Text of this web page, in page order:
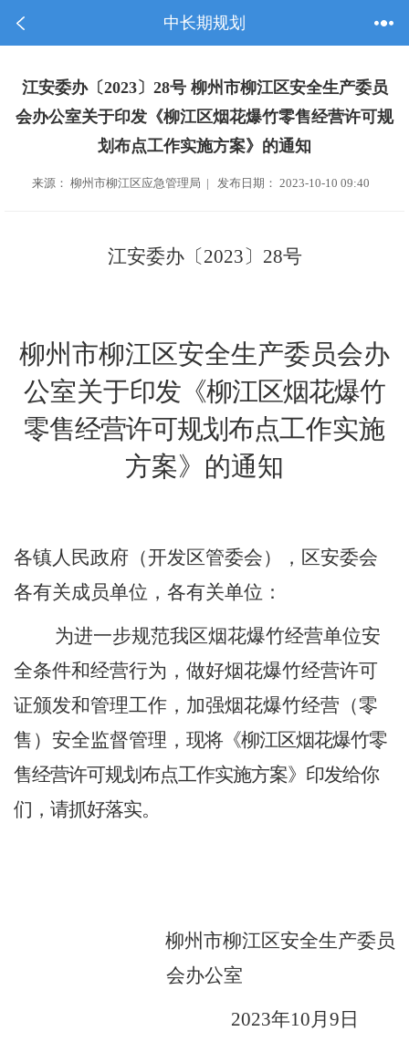
中长期规划
江安委办〔2023〕28号 柳州市柳江区安全生产委员
会办公室关于印发《柳江区烟花爆竹零售经营许可规
划布点工作实施方案》的通知
来源： 柳州市柳江区应急管理局 | 发布日期： 2023-10-10 09:40
江安委办〔2023〕 28号
柳州市柳江区安全生产委员会办
公室关于印发《柳江区烟花爆竹
零售经营许可规划布点工作实施
方案》的通知
各镇人民政府 （开发区管委会） ， 区安委会
各有关成员单位， 各有关单位：
为进一步规范我区烟花爆竹经营单位安
全条件和经营行为，做好烟花爆竹经营许可
证颁发和管理工作，加强烟花爆竹经营（零
售）安全监督管理， 现将《柳江区烟花爆竹零
售经营许可规划布点工作实施方案》印发给你
们，请抓好落实。
柳州市柳江区安全生产委员
会办公室
2023年10月 9 日